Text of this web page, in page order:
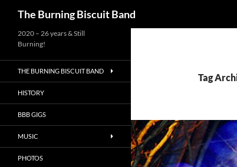
The Burning Biscuit Band
Tag
2020 – 26 years & Still
Burning!
THE BURNING BISCUIT BAND
HISTORY
BBB GIGS
MUSIC
PHOTOS